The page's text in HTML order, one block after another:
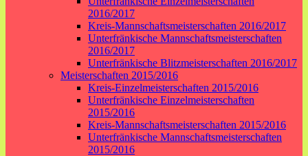
2016/2017
Kreis-Mannschaftsmeisterschaften 2016/2017
Unterfränkische Mannschaftsmeisterschaften
2016/2017
Unterfränkische Blitzmeisterschaften 2016/2017
Meisterschaften 2015/2016
Kreis-Einzelmeisterschaften 2015/2016
Unterfränkische Einzelmeisterschaften
2015/2016
Kreis-Mannschaftsmeisterschaften 2015/2016
Unterfränkische Mannschaftsmeisterschaften
2015/2016